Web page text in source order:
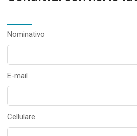
Nominativo
E-mail
Cellulare